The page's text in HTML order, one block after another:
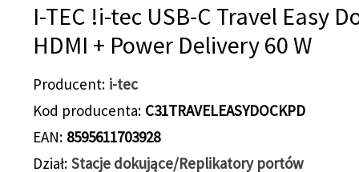
I-TEC !i-tec USB-C Travel Easy
HDMI + Power Delivery 60 W
Producent i-tec
Kod producenta C31TRAVELEASYDOCKPD
EAN 8595611703928
Dział Stacje dokujące/Replikatory portów